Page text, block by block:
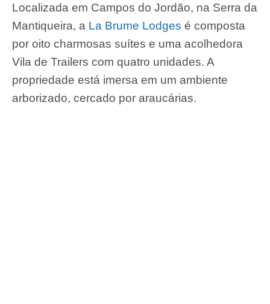
Localizada em Campos do Jordão, na Serra da
Mantiqueira, a La Brume Lodges é composta
por oito charmosas suítes e uma acolhedora
Vila de Trailers com quatro unidades. A
propriedade está imersa em um ambiente
arborizado, cercado por araucárias.